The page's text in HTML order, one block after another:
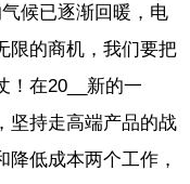
候已逐渐回暖，电
限的商机，我们要把
！在20__新的一
坚持走高端产品的战
低成本两个工作，